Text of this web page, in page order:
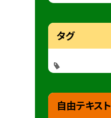
タグ
自由テキスト